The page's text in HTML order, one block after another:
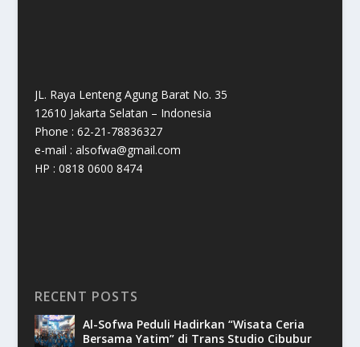
JL. Raya Lenteng Agung Barat No. 35
12610 Jakarta Selatan – Indonesia
Phone : 62-21-78836327
e-mail : alsofwa@gmail.com
HP : 0818 0600 8474
RECENT POSTS
Al-Sofwa Peduli Hadirkan “Wisata Ceria
Bersama Yatim” di Trans Studio Cibubur